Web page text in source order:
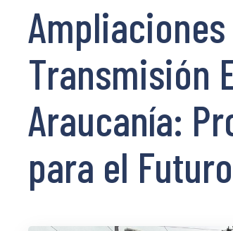
Transmisión
Araucanía:
para el